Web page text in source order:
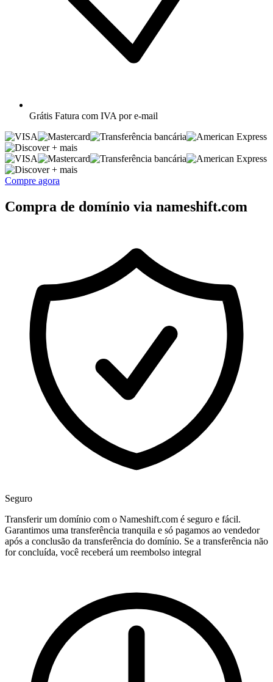
Grátis Fatura com IVA por e-mail
+ mais
+ mais
Compre agora
Compra de domínio via nameshift.com
Seguro
Transferir um domínio com o Nameshift.com é seguro e fácil.
Garantimos uma transferência tranquila e só pagamos ao vendedor
após a conclusão da transferência do domínio. Se a transferência não
for concluída, você receberá um reembolso integral